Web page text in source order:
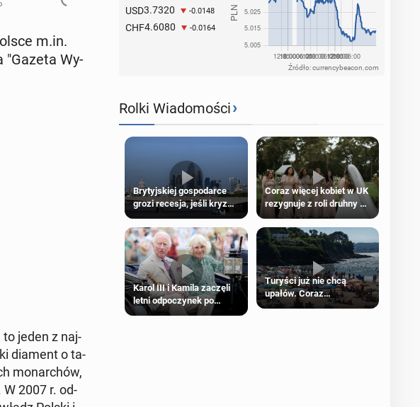
m.in.
"Gazeta Wy­
to jeden z naj­
diament o ta­
mo­nar­chów,
W 2007 r. od­
USD3.7320 -0.0148
CHF4.6080 -0.0164
Źródło: currencybeacon.com
Rolki Wiadomości›
Brytyjskiej gospodarce
grozi recesja, jeśli kryzys
na Bliskim Wschodzie się
przedłuży
Coraz więcej kobiet w UK
rezygnuje z roli druhny na
ślubie
Karol III i Kamila zaczęli
letni odpoczynek po
Igrzyskach Wspólnoty w
Turyści już nie chcą
upałów. Coraz
popularniejsze